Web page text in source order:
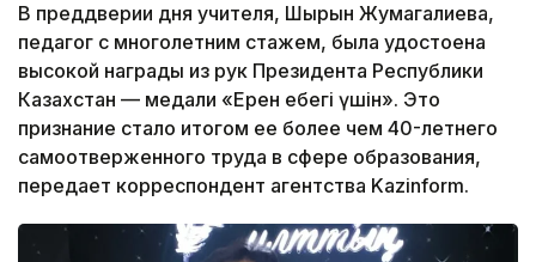
В преддверии дня учителя, Шырын Жумагалиева,
педагог с многолетним стажем, была удостоена
высокой награды из рук Президента Республики
Казахстан — медали «Ерен еңбегі үшін». Это
признание стало итогом ее более чем 40-летнего
самоотверженного труда в сфере образования,
передает корреспондент агентства Kazinform.